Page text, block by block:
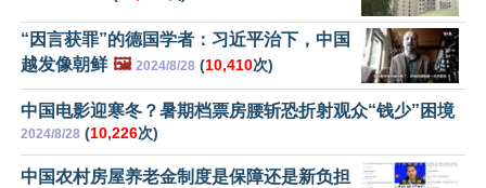
“因言获罪”的德国学者：习近平治下，中国
越发像朝鲜 🖼️ 2024/8/28 (10,410次)
中国电影迎寒冬？暑期档票房腰斩恐折射观众“钱少”困境
2024/8/28 (10,226次)
中国农村房屋养老金制度是保障还是新负担